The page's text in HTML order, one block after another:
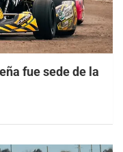
fue sede de la